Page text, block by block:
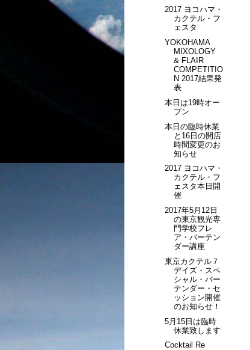
2017 ヨコハマ・
カクテル・フ
ェスタ
YOKOHAMA
MIXOLOGY
& FLAIR
COMPETITIO
N 2017結果発
表
本日は19時オー
プン
本日の臨時休業
と16日の開店
時間変更のお
知らせ
2017 ヨコハマ・
カクテル・フ
ェスタ本日開
催
2017年5月12日
の東京観光専
門学校フレ
ア・バーテン
ダー講座
東京カクテル７
デイズ・スペ
シャル・バー
テンダー・セ
ッション開催
のお知らせ！
5月15日は臨時
休業致します
Cocktail Re